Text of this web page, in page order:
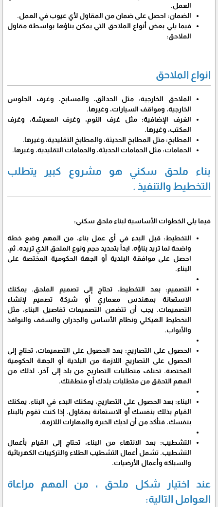
العمل.
الضمان: احصل على ضمان من المقاول لأي عيوب في العمل.
فيما يلي بعض أنواع الملاحق التي يمكن بناؤها بواسطة مقاول
الملاحق:
انواع الملاحق
الملاحق الخارجية: مثل الحدائق، والمسابح، وغرف الجلوس
الخارجية، ومواقف السيارات، وغيرها.
الغرف الإضافية: مثل غرف النوم، وغرف المعيشة، وغرف
المكتب، وغيرها.
المطابخ: مثل المطابخ الحديثة، والمطابخ التقليدية، وغيرها.
الحمامات: مثل الحمامات الحديثة، والحمامات التقليدية، وغيرها.
بناء ملحق سكني هو مشروع كبير يتطلب
التخطيط والتنفيذ .
فيما يلي الخطوات الأساسية لبناء ملحق سكني:
التخطيط: قبل البدء في أي عمل بناء، من المهم وضع خطة
واضحة لما تريد بناؤه. ابدأ بتحديد حجم ونوع الملحق الذي تريده. ثم،
احصل على موافقة البلدية أو الجهة الحكومية المختصة على
البناء.
التصميم: بعد التخطيط، تحتاج إلى تصميم الملحق. يمكنك
الاستعانة بمهندس معماري أو شركة تصميم لإنشاء
التصميمات. يجب أن تتضمن التصميمات تفاصيل البناء، مثل
التخطيط الهيكلي ونظام الأساس والجدران والسقف والنوافذ
والأبواب.
الحصول على التصاريح: بعد الحصول على التصميمات، تحتاج إلى
الحصول على التصاريح اللازمة من البلدية أو الجهة الحكومية
المختصة. تختلف متطلبات التصاريح من بلد إلى آخر، لذلك من
المهم التحقق من متطلبات بلدك أو منطقتك.
البناء: بعد الحصول على التصاريح، يمكنك البدء في البناء. يمكنك
القيام بذلك بنفسك أو الاستعانة بمقاول. إذا كنت تقوم بالبناء
بنفسك، فتأكد من أن لديك الخبرة والمهارات اللازمة.
التشطيب: بعد الانتهاء من البناء، تحتاج إلى القيام بأعمال
التشطيب. تشمل أعمال التشطيب الطلاء والتركيبات الكهربائية
والسباكة وأعمال الأرضيات.
عند اختيار شكل ملحق ، من المهم مراعاة
العوامل التالية: